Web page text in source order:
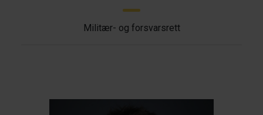
Militær- og forsvarsrett